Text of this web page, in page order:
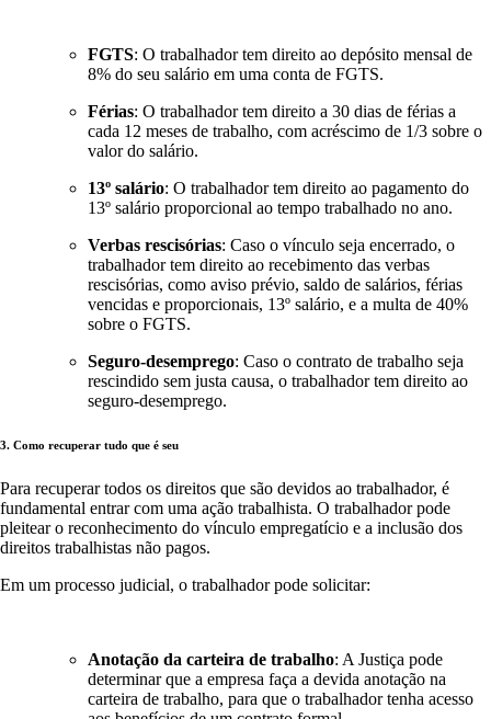
FGTS: O trabalhador tem direito ao depósito mensal de
8% do seu salário em uma conta de FGTS.
Férias: O trabalhador tem direito a 30 dias de férias a
cada 12 meses de trabalho, com acréscimo de 1/3 sobre o
valor do salário.
13º salário: O trabalhador tem direito ao pagamento do
13º salário proporcional ao tempo trabalhado no ano.
Verbas rescisórias: Caso o vínculo seja encerrado, o
trabalhador tem direito ao recebimento das verbas
rescisórias, como aviso prévio, saldo de salários, férias
vencidas e proporcionais, 13º salário, e a multa de 40%
sobre o FGTS.
Seguro-desemprego: Caso o contrato de trabalho seja
rescindido sem justa causa, o trabalhador tem direito ao
seguro-desemprego.
3. Como recuperar tudo que é seu
Para recuperar todos os direitos que são devidos ao trabalhador, é
fundamental entrar com uma ação trabalhista. O trabalhador pode
pleitear o reconhecimento do vínculo empregatício e a inclusão dos
direitos trabalhistas não pagos.
Em um processo judicial, o trabalhador pode solicitar:
Anotação da carteira de trabalho: A Justiça pode
determinar que a empresa faça a devida anotação na
carteira de trabalho, para que o trabalhador tenha acesso